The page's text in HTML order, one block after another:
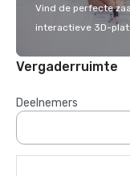
Vind de perfecte
interactieve 3D-
Vergaderruimte
Deelnemers